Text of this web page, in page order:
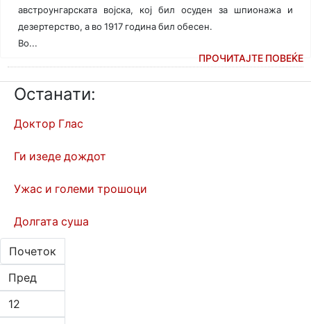
австроунгарската војска, кој бил осуден за шпионажа и
дезертерство, а во 1917 година бил обесен.
Во...
ПРОЧИТАЈТЕ ПОВЕЌЕ
Останати:
Доктор Глас
Ги изеде дождот
Ужас и големи трошоци
Долгата суша
Почеток
Пред
12